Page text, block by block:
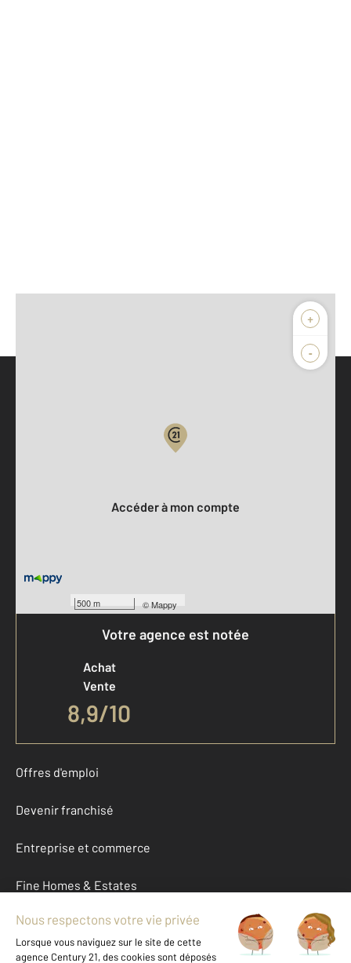
+
-
500 m ©Mappy
Accéder à mon compte
Votre agence est notée
Achat
Vente
8,9/10
Offres d'emploi
Devenir franchisé
Entreprise et commerce
Fine Homes & Estates
À propos